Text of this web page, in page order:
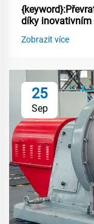
díky inovativním
Zobrazit více
25
Sep